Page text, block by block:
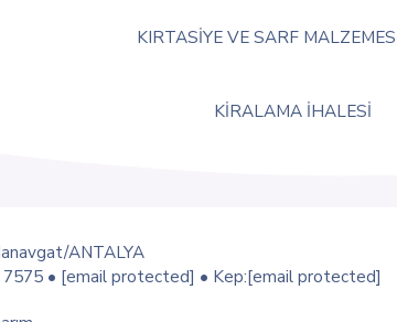
KIRTASİYE VE SARF
KİRALAMA İHALESİ
ANTALYA
• [email protected] • Kep:[email protected]